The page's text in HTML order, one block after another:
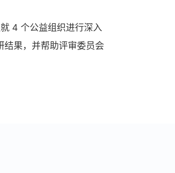
4 个公益组织进行深入
结果，并帮助评审委员会